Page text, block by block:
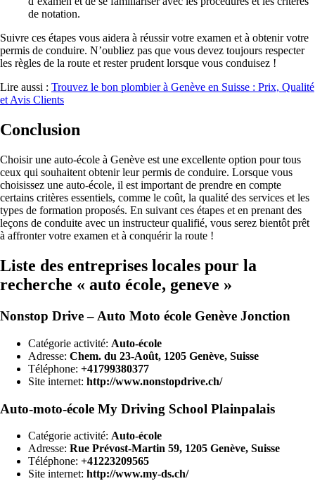
de notation.
Suivre ces étapes vous aidera à réussir votre examen et à obtenir votre
permis de conduire. N’oubliez pas que vous devez toujours respecter
les règles de la route et rester prudent lorsque vous conduisez !
Lire aussi : Trouvez le bon plombier à Genève en Suisse : Prix, Qualité
et Avis Clients
Conclusion
Choisir une auto-école à Genève est une excellente option pour tous
ceux qui souhaitent obtenir leur permis de conduire. Lorsque vous
choisissez une auto-école, il est important de prendre en compte
certains critères essentiels, comme le coût, la qualité des services et les
types de formation proposés. En suivant ces étapes et en prenant des
leçons de conduite avec un instructeur qualifié, vous serez bientôt prêt
à affronter votre examen et à conquérir la route !
Liste des entreprises locales pour la
recherche « auto école, geneve »
Nonstop Drive – Auto Moto école Genève Jonction
Catégorie activité: Auto-école
Adresse: Chem. du 23-Août, 1205 Genève, Suisse
Téléphone: +41799380377
Site internet: http://www.nonstopdrive.ch/
Auto-moto-école My Driving School Plainpalais
Catégorie activité: Auto-école
Adresse: Rue Prévost-Martin 59, 1205 Genève, Suisse
Téléphone: +41223209565
Site internet: http://www.my-ds.ch/